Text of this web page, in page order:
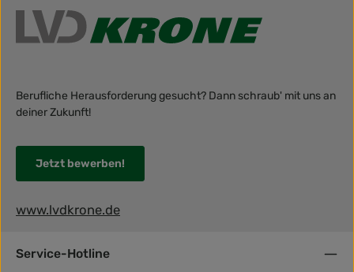
Berufliche Herausforderung gesucht? Dann schraub' mit uns an
deiner Zukunft!
Jetzt bewerben!
www.lvdkrone.de
Service-Hotline